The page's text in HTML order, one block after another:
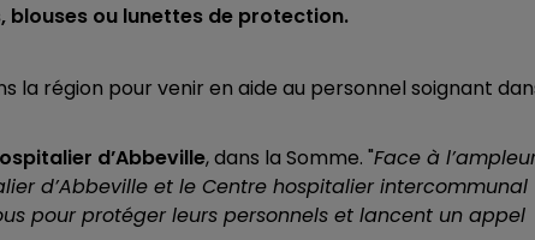
blouses ou lunettes de protection.
la région pour venir en aide au personnel soignant
d’Abbeville, dans la Somme. "Face à
d’Abbeville et le Centre hospitalier intercommunal
pour protéger leurs personnels et lancent un appel